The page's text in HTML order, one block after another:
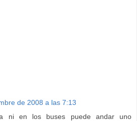
de 2008 a las 7:13
ni en los buses puede andar uno